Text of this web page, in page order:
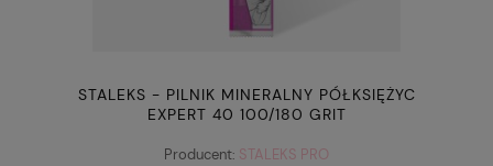
STALEKS - PILNIK MINERALNY PÓŁKSIĘŻYC
EXPERT 40 100/180 GRIT
Producent: STALEKS PRO